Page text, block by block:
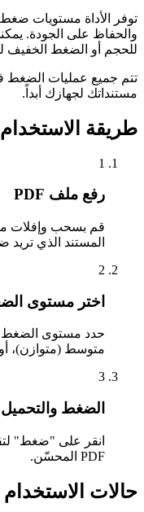
توفر الأداة مستويات
والحفاظ على الجودة.
للحجم أو الضغط الخفيف
تتم جميع عمليات
مستنداتك لجهازك أبداً.
طريقة الاستخدام
1
رفع ملف PDF
المستند الذي
2
اختر مستوى
حدد مستوى
متوسط (متوازن)،
3
الضغط والتحميل
انقر على "ضغط"
PDF المحسّن.
حالات الاستخدام